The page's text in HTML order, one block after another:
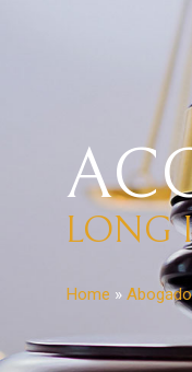
LONG
Home »